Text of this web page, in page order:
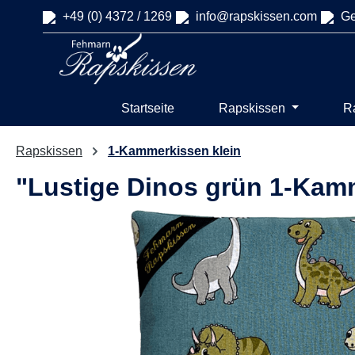
Zur Hauptnavigation springen
+49 (0) 4372 / 1269 info@rapskissen.com
Startseite Rapskissen
Rapskissen 1-Kammerkissen klein
"Lustige Dinos grün 1-
Bildergalerie überspringen